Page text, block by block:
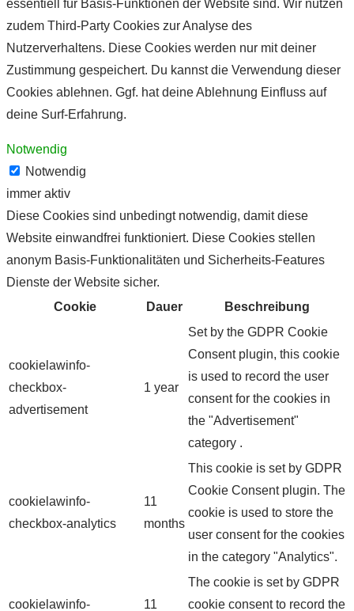
essentiell für Basis-Funktionen der Website sind. Wir nutzen
zudem Third-Party Cookies zur Analyse des
Nutzerverhaltens. Diese Cookies werden nur mit deiner
Zustimmung gespeichert. Du kannst die Verwendung dieser
Cookies ablehnen. Ggf. hat deine Ablehnung Einfluss auf
deine Surf-Erfahrung.
Notwendig
Notwendig
immer aktiv
Diese Cookies sind unbedingt notwendig, damit diese
Website einwandfrei funktioniert. Diese Cookies stellen
anonym Basis-Funktionalitäten und Sicherheits-Features
Dienste der Website sicher.
Cookie
Dauer Beschreibung
cookielawinfo-
checkbox-
advertisement
1 year
Set by the GDPR Cookie
Consent plugin, this cookie
is used to record the user
consent for the cookies in
the "Advertisement"
category .
cookielawinfo-
checkbox-analytics
11
months
This cookie is set by GDPR
Cookie Consent plugin. The
cookie is used to store the
user consent for the cookies
in the category "Analytics".
cookielawinfo-
11
The cookie is set by GDPR
cookie consent to record the